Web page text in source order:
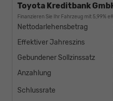
Toyota Kreditbank
Finanzieren Sie Ihr Fahrzeug mit 5,99%
Nettodarlehensbetrag
Effektiver Jahreszins
Gebundener Sollzinssatz
Anzahlung
Schlussrate